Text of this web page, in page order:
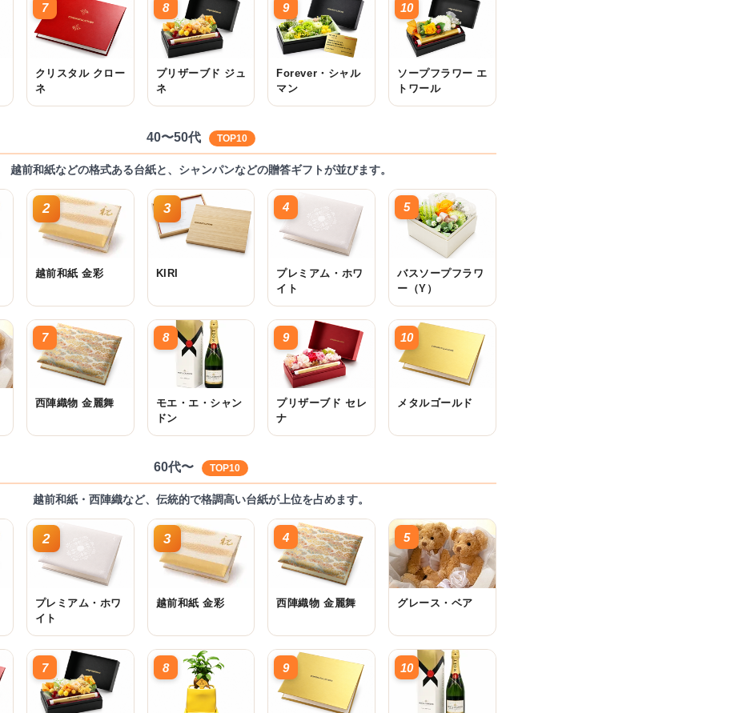
7
クリスタル クロー
ネ
8
プリザーブド ジュ
ネ
9
Forever・シャル
マン
10
ソープフラワー エ
トワール
40〜50代 TOP10
越前和紙などの格式ある台紙と、シャンパンなどの贈答ギフトが並びます。
2
越前和紙 金彩
3
KIRI
4
プレミアム・ホワ
イト
5
バスソープフラワ
ー（Y）
7
西陣織物 金麗舞
8
モエ・エ・シャン
ドン
9
プリザーブド セレ
ナ
10
メタルゴールド
60代〜 TOP10
越前和紙・西陣織など、伝統的で格調高い台紙が上位を占めます。
2
プレミアム・ホワ
イト
3
越前和紙 金彩
4
西陣織物 金麗舞
5
グレース・ベア
7 8 9 10